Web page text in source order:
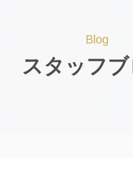
Blog
スタッフ